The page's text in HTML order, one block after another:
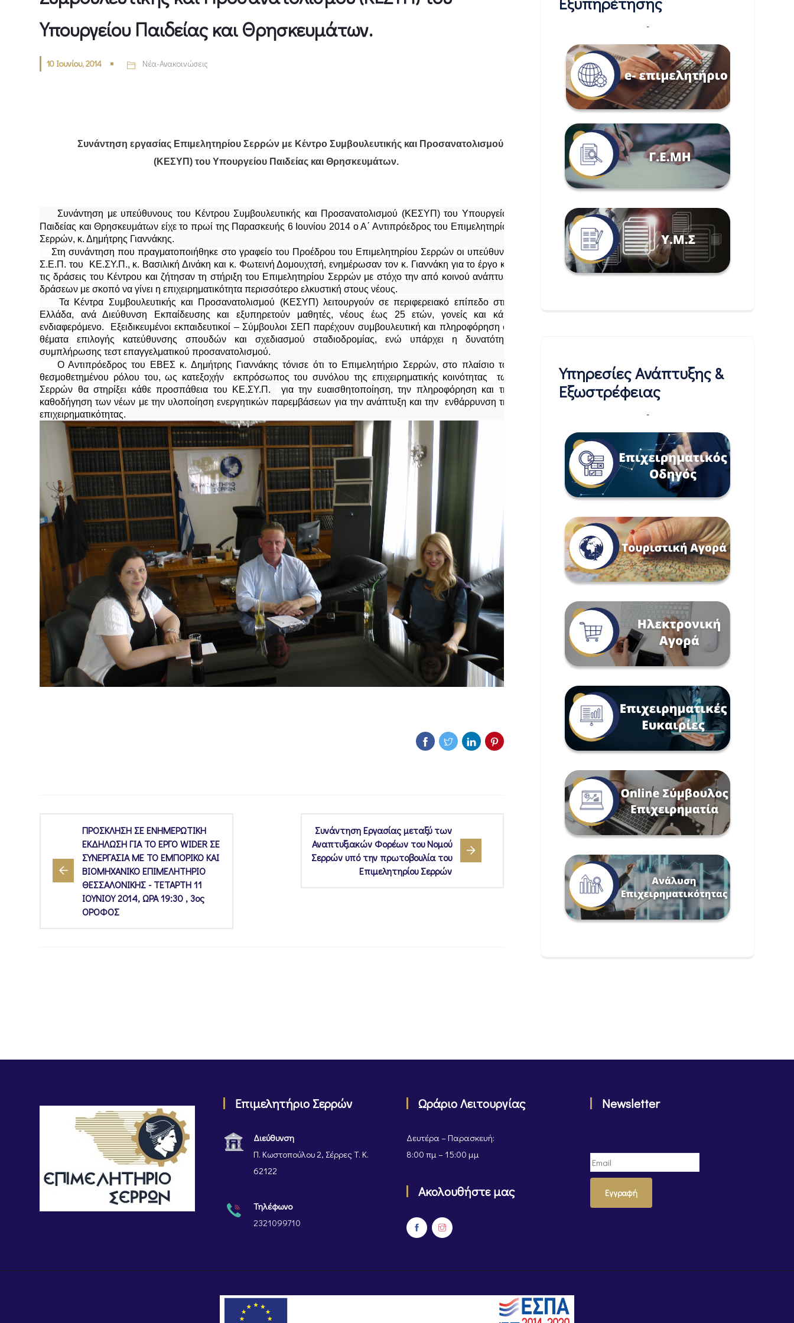
Υπουργείου Παιδείας και Θρησκευμάτων.
10 Ιουνίου, 2014 Νέα-Ανακοινώσεις
Συνάντηση εργασίας Επιμελητηρίου Σερρών με Κέντρο Συμβουλευτικής και Προσανατολισμού
(ΚΕΣΥΠ) του Υπουργείου Παιδείας και Θρησκευμάτων.
Συνάντηση με υπεύθυνουςτου Κέντρου Συμβουλευτικής και Προσανατολισμού (ΚΕΣΥΠ) του Υπουργείου
Παιδείας και Θρησκευμάτων είχε το πρωί της Παρασκευής 6 Ιουνίου 2014 ο Α΄ Αντιπρόεδρος του Επιμελητηρίου
Σερρών, κ. Δημήτρης Γιαννάκης.
Στη συνάντηση που πραγματοποιήθηκε στο γραφείο του Προέδρου του Επιμελητηρίου Σερρών οι υπεύθυνες
Σ.Ε.Π. του
ΚΕ.ΣΥ.Π., κ. Βασιλική Δινάκη και κ. Φωτεινή Δομουχτσή, ενημέρωσαν τον κ. Γιαννάκη για το έργο και
τις δράσεις του Κέντρου και ζήτησαν τη στήριξη του Επιμελητηρίου Σερρών με στόχο την από κοινού ανάπτυξη
δράσεων με σκοπό να γίνει η επιχειρηματικότητα περισσότερο ελκυστική στους νέους.
Τα Κέντρα Συμβουλευτικής και Προσανατολισμού (ΚΕΣΥΠ) λειτουργούνσε περιφερειακό επίπεδο στην
Ελλάδα, ανά Διεύθυνση Εκπαίδευσης και εξυπηρετούν μαθητές, νέους έως 25 ετών, γονείς και κάθε
ενδιαφερόμενο.
Εξειδικευμένοι εκπαιδευτικοί – Σύμβουλοι ΣΕΠ παρέχουν συμβουλευτική και πληροφόρηση σε
θέματα επιλογής κατεύθυνσης σπουδών και σχεδιασμού σταδιοδρομίας, ενώ υπάρχει η δυνατότητα
συμπλήρωσης τεστ επαγγελματικού προσανατολισμού.
Ο Αντιπρόεδρος του ΕΒΕΣ κ. Δημήτρης Γιαννάκης τόνισε ότι το Επιμελητήριο Σερρών, στο πλαίσιο του
θεσμοθετημένου ρόλου του, ως κατεξοχήν
εκπρόσωπος του συνόλου της επιχειρηματικής κοινότητας
των
Σερρών θα στηρίξει κάθε προσπάθεια του ΚΕ.ΣΥ.Π.
για την ευαισθητοποίηση, την πληροφόρηση και την
καθοδήγηση των νέων με την υλοποίηση ενεργητικών παρεμβάσεων για την ανάπτυξη και την
ενθάρρυνση της
επιχειρηματικότητας.
ΠΡΟΣΚΛΗΣΗ ΣΕ ΕΝΗΜΕΡΩΤΙΚΗ
ΕΚΔΗΛΩΣΗ ΓΙΑ ΤΟ ΕΡΓΟ WIDER ΣΕ
ΣΥΝΕΡΓΑΣΙΑ ΜΕ ΤΟ ΕΜΠΟΡΙΚΟ ΚΑΙ
ΒΙΟΜΗΧΑΝΙΚΟ ΕΠΙΜΕΛΗΤΗΡΙΟ
ΘΕΣΣΑΛΟΝΙΚΗΣ - ΤΕΤΑΡΤΗ 11
ΙΟΥΝΙΟΥ 2014, ΩΡΑ 19:30 , 3ος
ΟΡΟΦΟΣ
Συνάντηση Εργασίας μεταξύ των
Αναπτυξιακών Φορέων του Νομού
Σερρών υπό την πρωτοβουλία του
Επιμελητηρίου Σερρών
-
Υπηρεσίες Ανάπτυξης &
Εξωστρέφειας
-
Επιμελητήριο Σερρών
Διεύθυνση
Π. Κωστοπούλου 2, Σέρρες Τ. Κ.
62122
Τηλέφωνο
2321099710
Ωράριο Λειτουργίας
Δευτέρα – Παρασκευή:
8:00 πμ – 15:00 μμ
Ακολουθήστε μας
Newsletter
Εγγραφή